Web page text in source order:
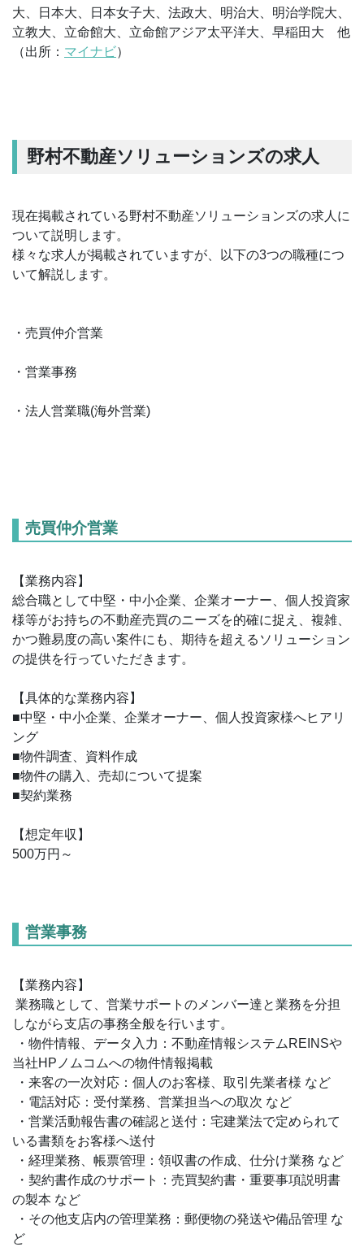
大、日本大、日本女子大、法政大、明治大、明治学院大、
立教大、立命館大、立命館アジア太平洋大、早稲田大 他
（出所： マイナビ）
野村不動産ソリューションズの求人
現在掲載されている野村不動産ソリューションズの求人に
ついて説明します。
様々な求人が掲載されていますが、以下の3つの職種につ
いて解説します。
・売買仲介営業
・営業事務
・法人営業職(海外営業)
売買仲介営業
【業務内容】
総合職として中堅・中小企業、企業オーナー、個人投資家
様等がお持ちの不動産売買のニーズを的確に捉え、複雑、
かつ難易度の高い案件にも、期待を超えるソリューション
の提供を行っていただきます。
【具体的な業務内容】
■中堅・中小企業、企業オーナー、個人投資家様へヒアリ
ング
■物件調査、資料作成
■物件の購入、売却について提案
■契約業務
【想定年収】
500万円～
営業事務
【業務内容】
業務職として、営業サポートのメンバー達と業務を分担
しながら支店の事務全般を行います。
・物件情報、データ入力：不動産情報システムREINSや
当社HPノムコムへの物件情報掲載
・来客の一次対応：個人のお客様、取引先業者様 など
・電話対応：受付業務、営業担当への取次 など
・営業活動報告書の確認と送付：宅建業法で定められて
いる書類をお客様へ送付
・経理業務、帳票管理：領収書の作成、仕分け業務 など
・契約書作成のサポート：売買契約書・重要事項説明書
の製本 など
・その他支店内の管理業務：郵便物の発送や備品管理 な
ど